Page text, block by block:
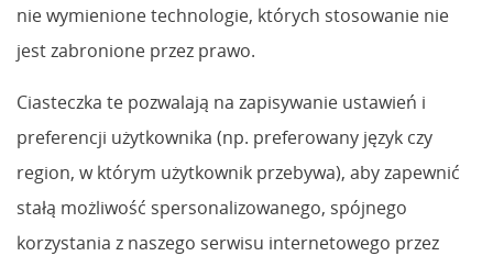
nie wymienione technologie, których stosowanie nie
jest zabronione przez prawo.
Ciasteczka te pozwalają na zapisywanie ustawień i
preferencji użytkownika (np. preferowany język czy
region, w którym użytkownik przebywa), aby zapewnić
stałą możliwość spersonalizowanego, spójnego
korzystania z naszego serwisu internetowego przez